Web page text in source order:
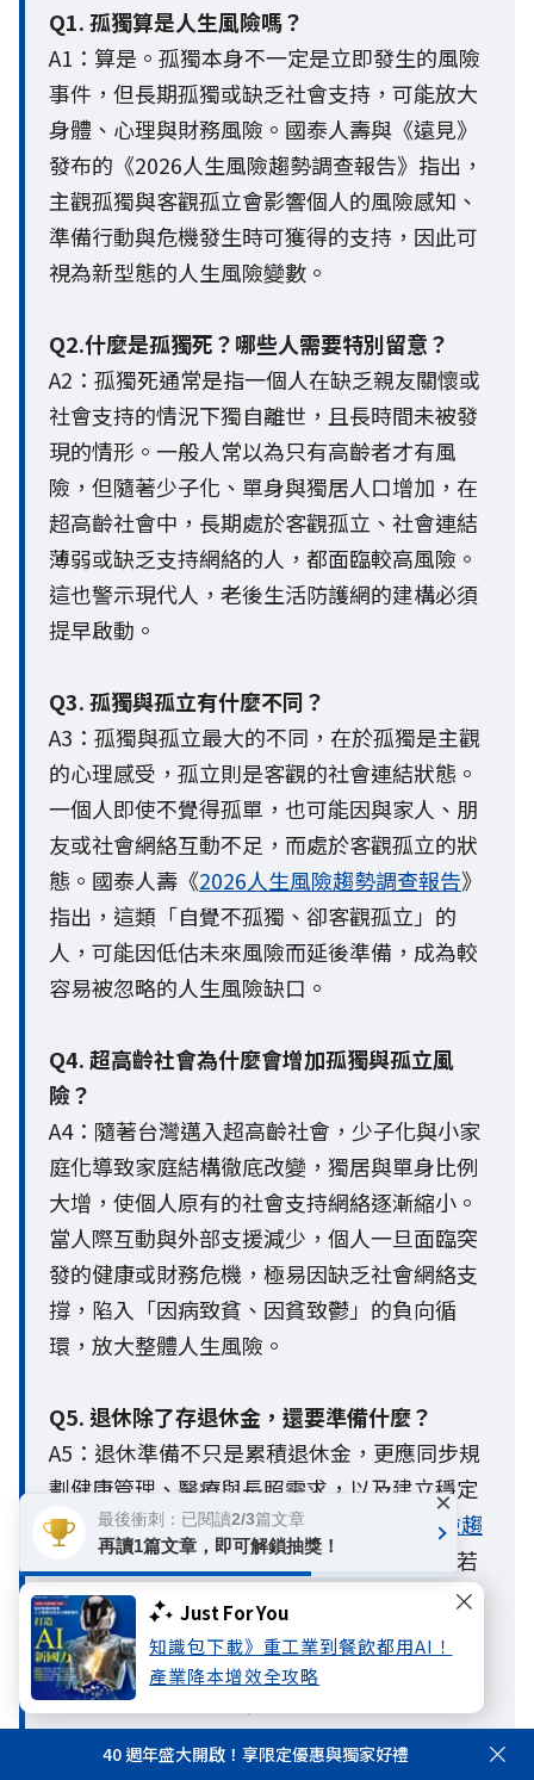
Just For You
知識包下載》重工業到餐飲都用AI！
產業降本增效全攻略
Q1. 孤獨算是人生風險嗎？
A1：算是。孤獨本身不一定是立即發生的風險
事件，但長期孤獨或缺乏社會支持，可能放大
身體、心理與財務風險。國泰人壽與《遠見》
發布的《2026人生風險趨勢調查報告》指出，
主觀孤獨與客觀孤立會影響個人的風險感知、
準備行動與危機發生時可獲得的支持，因此可
視為新型態的人生風險變數。
Q2.什麼是孤獨死？哪些人需要特別留意？
A2：孤獨死通常是指一個人在缺乏親友關懷或
社會支持的情況下獨自離世，且長時間未被發
現的情形。一般人常以為只有高齡者才有風
險，但隨著少子化、單身與獨居人口增加，在
超高齡社會中，長期處於客觀孤立、社會連結
薄弱或缺乏支持網絡的人，都面臨較高風險。
這也警示現代人，老後生活防護網的建構必須
提早啟動。
Q3. 孤獨與孤立有什麼不同？
A3：孤獨與孤立最大的不同，在於孤獨是主觀
的心理感受，孤立則是客觀的社會連結狀態。
一個人即使不覺得孤單，也可能因與家人、朋
友或社會網絡互動不足，而處於客觀孤立的狀
態。國泰人壽《2026人生風險趨勢調查報告》
指出，這類「自覺不孤獨、卻客觀孤立」的
人，可能因低估未來風險而延後準備，成為較
容易被忽略的人生風險缺口。
Q4. 超高齡社會為什麼會增加孤獨與孤立風
險？
A4：隨著台灣邁入超高齡社會，少子化與小家
庭化導致家庭結構徹底改變，獨居與單身比例
大增，使個人原有的社會支持網絡逐漸縮小。
當人際互動與外部支援減少，個人一旦面臨突
發的健康或財務危機，極易因缺乏社會網絡支
撐，陷入「因病致貧、因貧致鬱」的負向循
環，放大整體人生風險。
Q5. 退休除了存退休金，還要準備什麼？
A5：退休準備不只是累積退休金，更應同步規
劃健康管理、醫療與長照需求，以及建立穩定
的社會支持網絡。國泰人壽《
2026人生風險趨
勢調查報告》指出，當面臨孤獨或孤立時，若
缺乏完善的準備與支持系統，身體、心理與財
務風險都可能被放大。因此，退休準備應從財
務、健康與社會連結三個面向及早布局，提升
面對未來人生風險的韌性。
40 週年盛大開啟！享限定優惠與獨家好禮
最後衝刺：已閱讀2/3篇文章
再讀1篇文章，即可解鎖抽獎！
×